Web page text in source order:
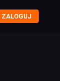

ZALOGUJ